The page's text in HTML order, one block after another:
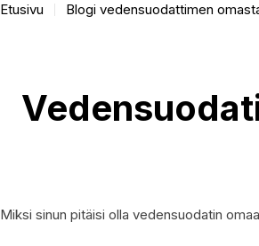
Etusivu Blogi vedensuodattimen
Miksi sinun pitäisi olla vedensuodatin